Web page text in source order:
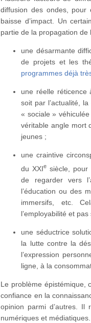
diffusion des ondes,
baisse d’impact. Un
partie de la propagation de
une désarmante
de projets et les
programmes déjà
une réelle réticence
soit par l’actualité,
« sociale »
véritable angle mort
jeunes ;
une craintive
du XXIe siècle,
de regarder vers
l’éducation ou des
immersifs, etc.
l’employabilité et
une séductrice
la lutte contre la
l’expression
ligne, à la
Le problème épistémique,
confiance en la
opinion parmi d’autres.
numériques et médiatiques.